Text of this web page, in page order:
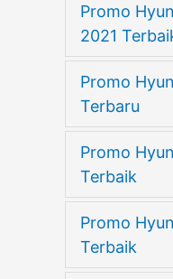
Promo
2021
Promo
Terbaru
Promo
Terbaik
Promo
Terbaik